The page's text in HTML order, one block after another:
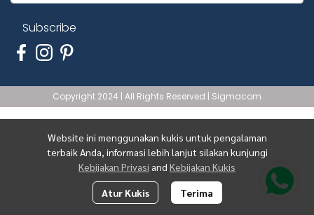
Website ini menggunakan kukis untuk pengalaman
terbaik Anda, informasi lebih lanjut silakan kunjungi
Kebijakan Privasi and Kebijakan Kukis
Atur Kukis Terima
Subscribe
Copyright 2024 | All Rights Reserved | Sigmacom